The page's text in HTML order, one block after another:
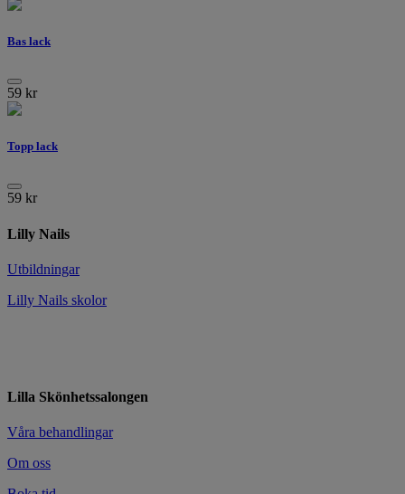
Bas lack
59 kr
Topp lack
59 kr
Lilly Nails
Utbildningar
Lilly Nails skolor
Lilla Skönhetssalongen
Våra behandlingar
Om oss